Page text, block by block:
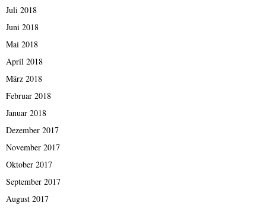
Juli 2018
Juni 2018
Mai 2018
April 2018
März 2018
Februar 2018
Januar 2018
Dezember 2017
November 2017
Oktober 2017
September 2017
August 2017